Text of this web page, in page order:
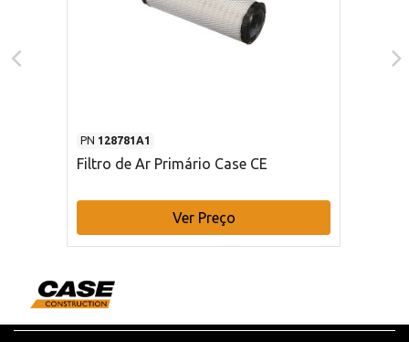
PN 128781A1
Filtro de Ar Primário Case CE
Ver Preço